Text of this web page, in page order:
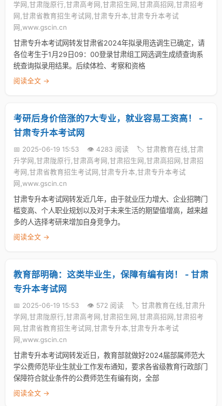
学网,甘肃陇原行,甘肃高考网,甘肃招生网,甘肃高招网,甘肃招考
网,甘肃省教育招生考试网,甘肃专升本,甘肃专升本考试
网,www.gscin.cn
甘肃专升本考试网转发甘肃省2024年拟录用选调生已确定，请
各位考生于1月29日09：00登录甘肃组工网选调生成绩查询系
统查询拟录用结果。后续体检、考察和资格
阅读全文 →
考研后身价倍涨的7大专业，就业容易工资高！ -
甘肃专升本考试网
📅 2025-06-19 15:53 👁️ 4283 阅读
🏷️ 甘肃教育在线,甘肃
升学网,甘肃陇原行,甘肃高考网,甘肃招生网,甘肃高招网,甘肃招
考网,甘肃省教育招生考试网,甘肃专升本,甘肃专升本考试
网,www.gscin.cn
甘肃专升本考试网转发近几年，由于就业压力增大、企业招聘门
槛变高、个人职业规划以及对于未来生活的期望值增高，越来越
多的人选择考研来增加自身竞争力。
阅读全文 →
教育部明确：这类毕业生，保障有编有岗！ - 甘肃
专升本考试网
📅 2025-06-19 15:53 👁️ 572 阅读
🏷️ 甘肃教育在线,甘肃升
学网,甘肃陇原行,甘肃高考网,甘肃招生网,甘肃高招网,甘肃招考
网,甘肃省教育招生考试网,甘肃专升本,甘肃专升本考试
网,www.gscin.cn
甘肃专升本考试网转发近日，教育部就做好2024届部属师范大
学公费师范毕业生就业工作发布通知，要求各省级教育行政部门
保障符合就业条件的公费师范生有编有岗，全部
阅读全文 →